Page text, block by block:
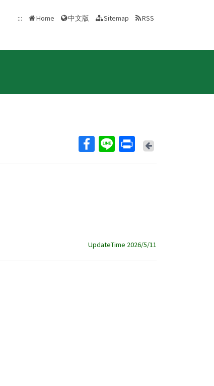
::: Home 中文版 Sitemap RSS
Back
UpdateTime 2026/5/11